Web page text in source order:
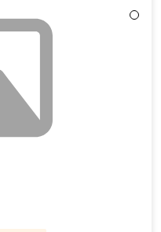
Weiß